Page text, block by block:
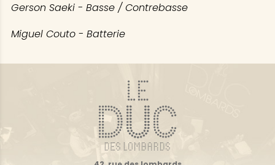
Gerson Saeki - Basse / Contrebasse
Miguel Couto - Batterie